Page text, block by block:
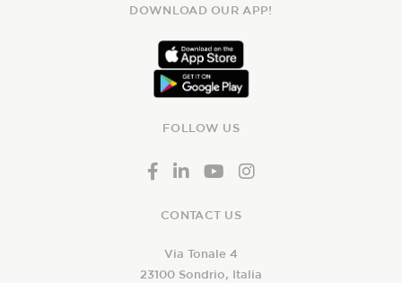
DOWNLOAD OUR APP!
FOLLOW US
CONTACT US
Via Tonale 4
23100 Sondrio, Italia